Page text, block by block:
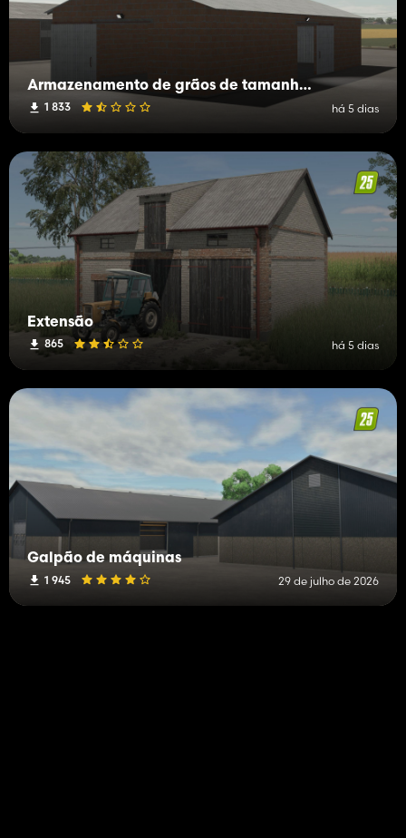
Armazenamento de grãos de tamanho médio
1 833 há 5 dias
Extensão
865 há 5 dias
Galpão de máquinas
1 945 29 de julho de 2026